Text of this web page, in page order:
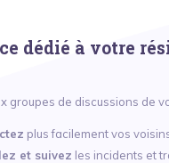
dédié à votre
groupes de discussions de
plus facilement vos
et suivez les incidents et